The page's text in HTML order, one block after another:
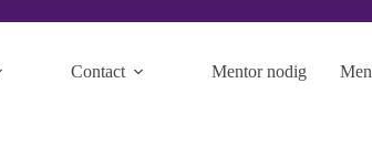
Contact Mentor nodig